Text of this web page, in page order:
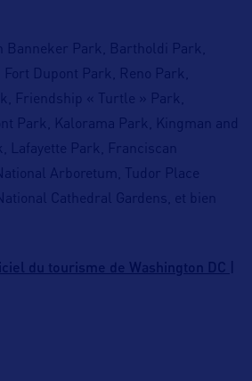
Banneker Park, Bartholdi Park,
Dupont Park, Reno Park,
Friendship « Turtle » Park,
Park, Kalorama Park, Kingman and
Lafayette Park, Franciscan
Arboretum, Tudor Place
Cathedral Gardens, et bien
du tourisme de Washington DC |